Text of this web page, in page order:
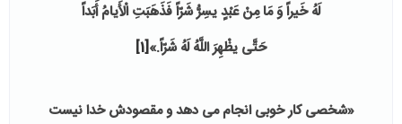
لَهُ خَیراً وَ مَا مِنْ عَبْدٍ یسِرُّ شَرّاً فَذَهَبَتِ‏ الْأَیامُ أَبَداً
حَتَّى یظْهِرَ اللَّهُ لَهُ شَرّاً.»[1]
«شخصی کار خوبی انجام می دهد و مقصودش خدا نیست